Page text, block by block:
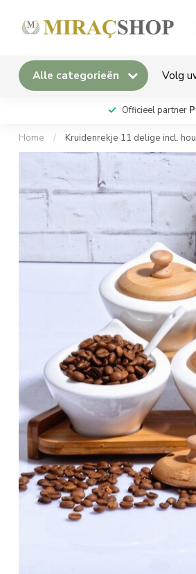
Alle categorieën Volg
Officieel partner
Home / Kruidenrekje 11 delige incl.